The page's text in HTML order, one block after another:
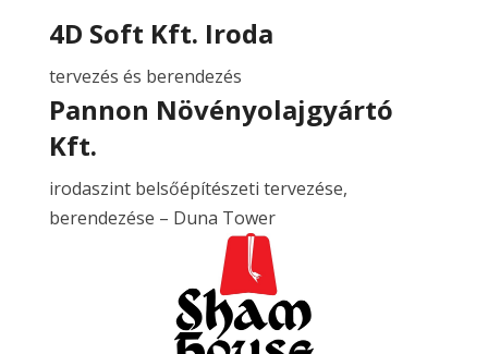
4D Soft Kft. Iroda
tervezés és berendezés
Pannon Növényolajgyártó
Kft.
irodaszint belsőépítészeti tervezése,
berendezése – Duna Tower